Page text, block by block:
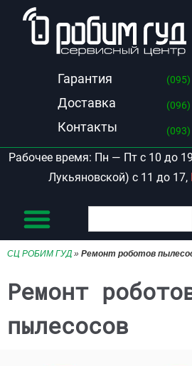
Гарантия
Доставка
Контакты
(095)
(096)
(093)
Рабочее время: Пн — Пт с 10 до
Лукьяновской) с 11 до 17,
Search
СЦ РОБИМ ГУД » Ремонт роботов
Ремонт
пылесосов